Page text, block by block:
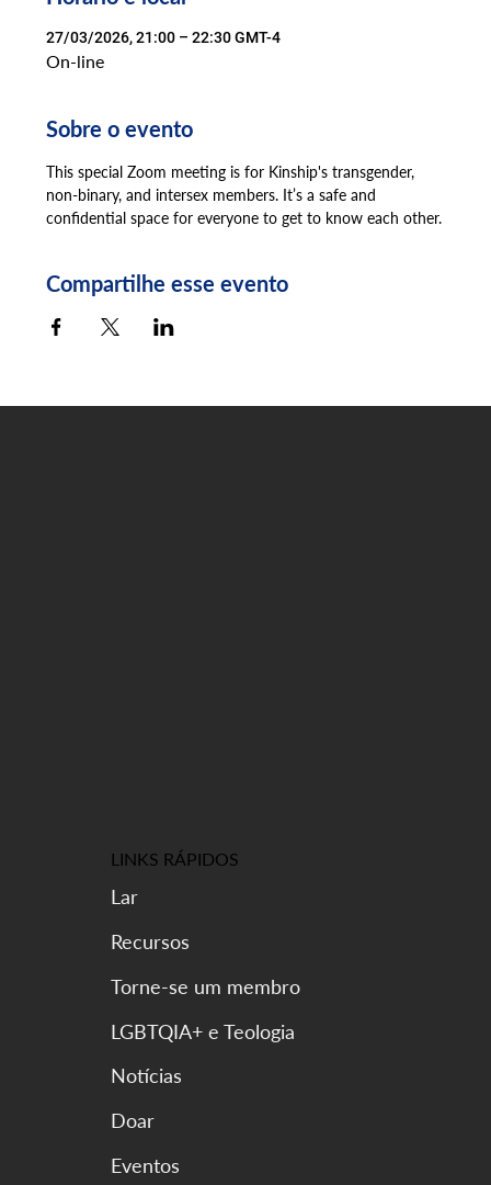
27/03/2026, 21:00 – 22:30 GMT-4
On-line
Sobre o evento
This special Zoom meeting is for Kinship's transgender,
non-binary, and intersex members. It’s a safe and
confidential space for everyone to get to know each other.
Compartilhe esse evento
LINKS RÁPIDOS
Lar
Eventos
Recursos
Torne-se um membro
LGBTQIA+ e Teologia
Notícias
Doar